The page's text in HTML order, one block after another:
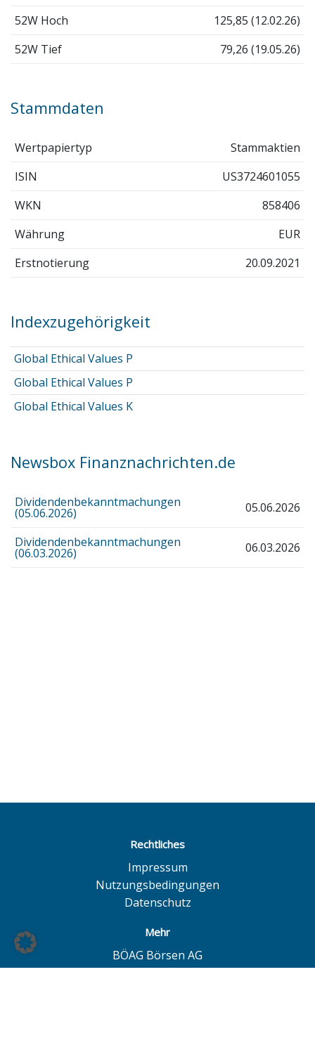
52W Hoch
125,85 (12.02.26)
52W Tief
79,26 (19.05.26)
Stammdaten
Wertpapiertyp
Stammaktien
ISIN
US3724601055
WKN
858406
Währung
EUR
Erstnotierung
20.09.2021
Indexzugehörigkeit
Global Ethical Values P
Global Ethical Values P
Global Ethical Values K
Newsbox Finanznachrichten.de
Dividendenbekanntmachungen
(05.06.2026) 05.06.2026
Dividendenbekanntmachungen
(06.03.2026) 06.03.2026
Rechtliches
Impressum
Nutzungsbedingungen
Datenschutz
Mehr
BÖAG Börsen AG
Börse Hamburg